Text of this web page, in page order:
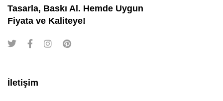
Tasarla, Baskı Al. Hemde Uygun
Fiyata ve Kaliteye!
İletişim